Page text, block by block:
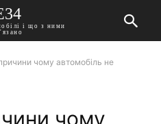
і що з ними
чому автомобіль не
чому